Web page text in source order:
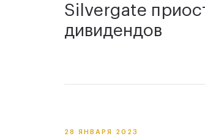
Silvergate
дивидендов
28 ЯНВАРЯ 2023